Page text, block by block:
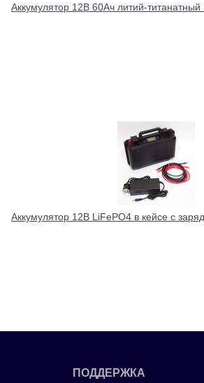
Аккумулятор 12В 60Ач литий-
Аккумулятор 12В LiFePO4 в кейсе с
ПОДДЕРЖКА